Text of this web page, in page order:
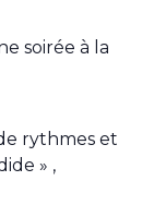
soirée à la
rythmes et
» ,